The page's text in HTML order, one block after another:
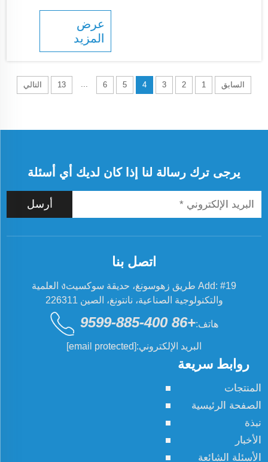
لأي نوع من
المنتجات.
مع آلاتنا
المتينة التي
طويلاً...
الأوتوماتيكية،
الكفاءة في
والكيميائية. ولهذا
مساحيق متقدمة
إن...
عرض
المزيد
السابق 1
2
3
4
5
6
13 التالي
يرجى ترك رسالة لنا إذا كان لديك أي أسئلة
أرسل
روابط سريعة
المنتجات
الصفحة الرئيسية
نبذة
الأخبار
الأسئلة الشائعة
اتصل بنا
Add: #19 طريق زهوسونغ، حديقة سوكسيتง العلمية
والتكنولوجية الصناعية، نانتونغ، الصين 226311
هاتف:+86 400-885-9599
البريد الإلكتروني:[email protected]